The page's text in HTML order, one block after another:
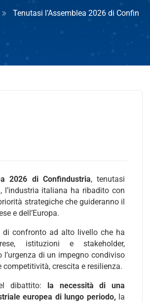
Tenutasi l’Assemblea 2026 di Confin
2026 di Confindustria, tenutasi
l’industria italiana ha ribadito con
strategiche che guideranno il
e dell’Europa.
di confronto ad alto livello che ha
istituzioni e stakeholder,
l’urgenza di un impegno condiviso
competitività, crescita e resilienza.
dibattito: la necessità di una
europea di lungo periodo, la